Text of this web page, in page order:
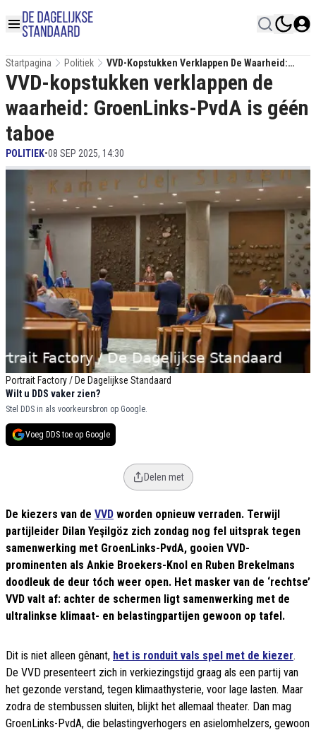
Startpagina Politiek
VVD-Kopstukken Verklappen De Waarheid:
GroenLinks-PvdA Is Géén Taboe
Portrait Factory / De Dagelijkse Standaard
VVD-kopstukken verklappen de
waarheid: GroenLinks-PvdA is géén
taboe
POLITIEK•08 SEP 2025, 14:30
Wilt u DDS vaker zien?
Stel DDS in als voorkeursbron op Google.
Voeg DDS toe op Google
Delen met
De kiezers van de VVD worden opnieuw verraden. Terwijl
partijleider Dilan Yeşilgöz zich zondag nog fel uitsprak tegen
samenwerking met GroenLinks-PvdA, gooien VVD-
prominenten als Ankie Broekers-Knol en Ruben Brekelmans
doodleuk de deur tóch weer open. Het masker van de ‘rechtse’
VVD valt af: achter de schermen ligt samenwerking met de
ultralinkse klimaat- en belastingpartijen gewoon op tafel.
Dit is niet alleen gênant, het is ronduit vals spel met de kiezer.
De VVD presenteert zich in verkiezingstijd graag als een partij van
het gezonde verstand, tegen klimaathysterie, voor lage lasten. Maar
zodra de stembussen sluiten, blijkt het allemaal theater. Dan mag
GroenLinks-PvdA, die belastingverhogers en asielomhelzers, gewoon